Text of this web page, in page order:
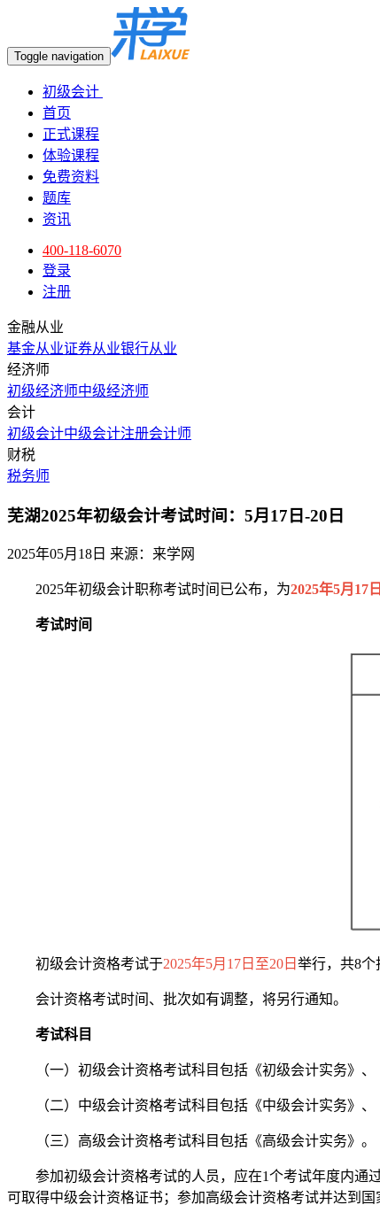
Toggle navigation
初级会计
首页
正式课程
体验课程
免费资料
题库
资讯
400-118-6070
登录
注册
金融从业
基金从业证券从业银行从业
经济师
初级经济师中级经济师
会计
初级会计中级会计注册会计师
财税
税务师
芜湖2025年初级会计考试时间：5月17日-20日
2025年05月18日 来源：来学网
2025年初级会计职称考试时间已公布，为2025年5月17
考试时间
初级会计资格考试于2025年5月17日至20日 举行，共8个
会计资格考试时间、批次如有调整，将另行通知。
考试科目
（一）初级会计资格考试科目包括《初级会计实务》、
（二）中级会计资格考试科目包括《中级会计实务》、
（三）高级会计资格考试科目包括《高级会计实务》。
参加初级会计资格考试的人员，应在1个考试年度内通过
可取得中级会计资格证书；参加高级会计资格考试并达到